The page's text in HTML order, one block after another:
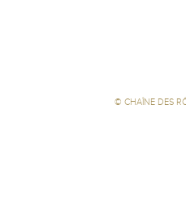
© CHAÎNE DES